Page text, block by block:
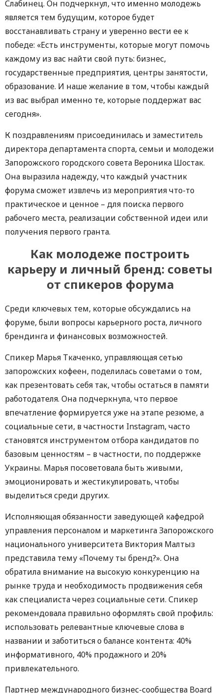
Слабинец. Он подчеркнул, что именно молодежь
является тем будущим, которое будет
восстанавливать страну и уверенно вести ее к
победе: «Есть инструменты, которые могут помочь
каждому из вас найти свой путь: бизнес,
государственные предприятия, центры занятости,
образование. И наше желание в том, чтобы каждый
из вас выбрал именно те, которые поддержат вас
сегодня».
К поздравлениям присоединилась и заместитель
директора департамента спорта, семьи и молодежи
Запорожского городского совета Вероника Шостак.
Она выразила надежду, что каждый участник
форума сможет извлечь из мероприятия что-то
практическое и ценное – для поиска первого
рабочего места, реализации собственной идеи или
получения первого гранта.
Как молодеже построить
карьеру и личный бренд: советы
от спикеров форума
Среди ключевых тем, которые обсуждались на
форуме, были вопросы карьерного роста, личного
брендинга и финансовых возможностей.
Спикер Марья Ткаченко, управляющая сетью
запорожских кофеен, поделилась советами о том,
как презентовать себя так, чтобы остаться в памяти
работодателя. Она подчеркнула, что первое
впечатление формируется уже на этапе резюме, а
социальные сети, в частности Instagram, часто
становятся инструментом отбора кандидатов по
базовым ценностям – в частности, по поддержке
Украины. Марья посоветовала быть живыми,
эмоционировать и жестикулировать, чтобы
выделиться среди других.
Исполняющая обязанности заведующей кафедрой
управления персоналом и маркетинга Запорожского
национального университета Виктория Малтыз
представила тему «Почему ты бренд?». Она
обратила внимание на высокую конкуренцию на
рынке труда и необходимость продвижения себя
как специалиста через социальные сети. Спикер
рекомендовала правильно оформлять свой профиль:
использовать релевантные ключевые слова в
названии и заботиться о балансе контента: 40%
информативного, 40% продажного и 20%
привлекательного.
Партнер международного бизнес-сообщества Board